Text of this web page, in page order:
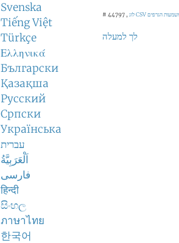
Svenska
Tiếng Việt
Türkçe
Ελληνικά
Български
Қазақша
Русский
Српски
Українська
עברית
اَلْعَرَبِيَّةُ
فارسی
हिन्दी
සිංහල
ภาษาไทย
한국어
# 44797 , לוג CSV
לך למעלה